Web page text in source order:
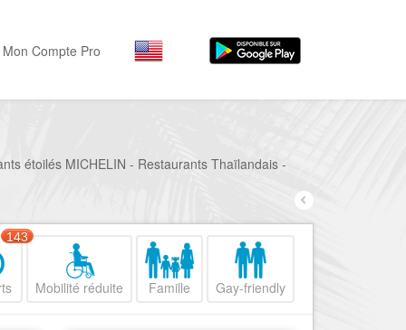
Séjourner
Sortir
Restaurants, ...
Nice Promenade des
Nice Promenade du
Nice le Port
Nice le Vieux Nice
Nice le Coeur de Ville
Mon Compte Pro
étoilés MICHELIN - Restaurants Thaïlandais -
143
Mobilité réduite Famille Gay-friendly